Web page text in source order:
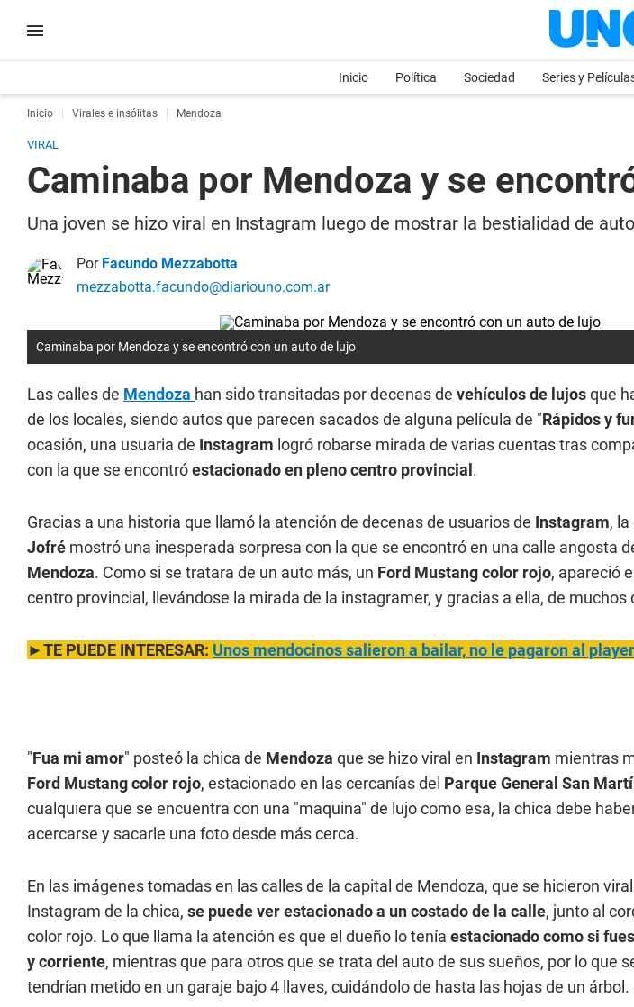
Inicio Política Sociedad Series y
Inicio Virales e insólitas Mendoza
VIRAL
Caminaba por Mendoza y se
Una joven se hizo viral en Instagram luego de mostrar la bestialidad de
Por Facundo Mezzabotta
mezzabotta.facundo@diariouno.com.ar
Caminaba por Mendoza y se encontró con un auto de lujo
Las calles de Mendoza han sido transitadas por decenas de vehículos de lujosque
de los locales, siendo autos que parecen sacados de alguna película de "Rápidos y
ocasión, una usuaria de Instagram logró robarse mirada de varias cuentas tras
con la que se encontróestacionado en pleno centro provincial .
Gracias a una historia que llamó la atención de decenas de usuarios de Instagram,
Jofré mostró una inesperada sorpresa con la que se encontró en una calle angosta
Mendoza. Como si se tratara de un auto más, un Ford Mustang color rojo, apareció
centro provincial, llevándose la mirada de la instagramer, y gracias a ella, de muchos
►TE PUEDE INTERESAR: Unos mendocinos salieron a bailar, no le pagaron al
"Fua mi amor" posteó la chica de Mendoza que se hizo viral en Instagram mientras
Ford Mustang color rojo, estacionado en las cercanías del Parque General San
cualquiera que se encuentra con una "maquina" de lujo como esa, la chica debe
acercarse y sacarle una foto desde más cerca.
En las imágenes tomadas en las calles de la capital de Mendoza, que se hicieron
Instagram de la chica, se puede ver estacionado a un costado de la calle, junto al
color rojo. Lo que llama la atención es que el dueño lo tenía estacionado como si
y corriente, mientras que para otros que se trata del auto de sus sueños, por lo que
tendrían metido en un garaje bajo 4 llaves, cuidándolo de hasta las hojas de un árbol.